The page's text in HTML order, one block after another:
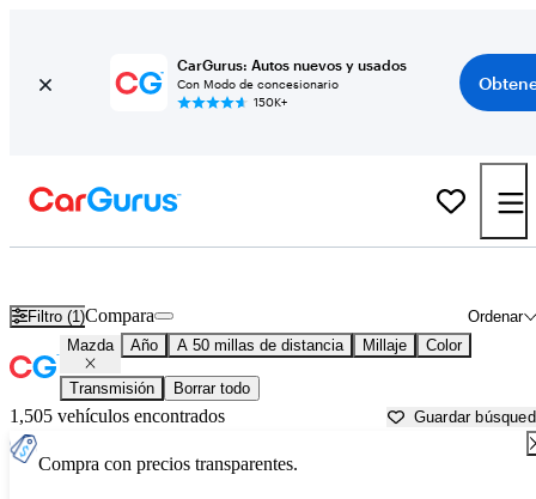
CarGurus: Autos nuevos y usados
Con Modo de concesionario
150K+
Filtro (1) Ordenar
Compara
Mazda Año A 50 millas de distancia Millaje Color
Transmisión Borrar todo
1,505 vehículos encontrados Guardar
Compra con precios transparentes.